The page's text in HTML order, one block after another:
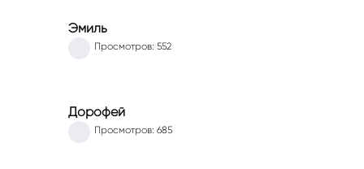
Эмиль
Просмотров: 552
Дорофей
Просмотров: 685